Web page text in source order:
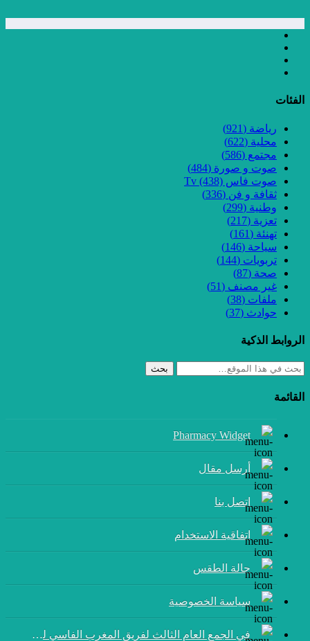
الفئات
رياضة (921)
محلية (622)
مجتمع (586)
صوت و صورة (484)
صوت فاس Tv (438)
ثقافة و فن (336)
وطنية (299)
تعزية (217)
تهنئة (161)
سياحة (146)
تربويات (144)
صحة (87)
غير مصنف (51)
ملفات (38)
حوادث (37)
الروابط الذكية
بحث
القائمة
Pharmacy Widget
أرسل مقال
إتصل بنا
اتفاقية الاستخدام
حالة الطقس
سياسة الخصوصية
في الجمع العام الثالث لفريق المغرب الفاسي لكرة القدم: